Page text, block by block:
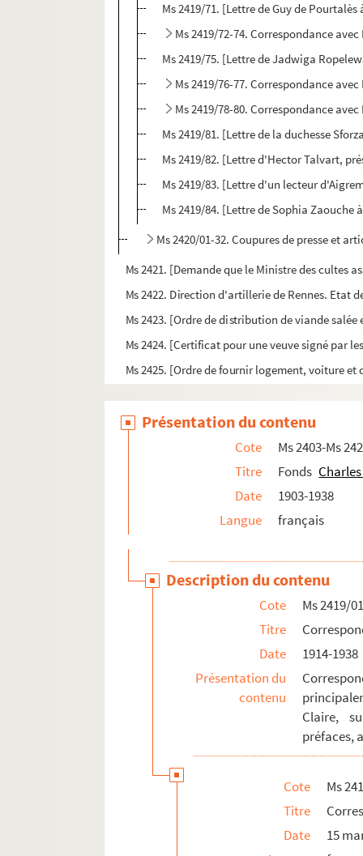
Ms 2419/71. [Lettre de Guy de
Ms 2419/72-74. Correspondance
Ms 2419/75. [Lettre de Jadwiga
Ms 2419/76-77. Correspondance
Ms 2419/78-80. Correspondance
Ms 2419/81. [Lettre de la duchesse
Ms 2419/82. [Lettre d'Hector Talvart,
Ms 2419/83. [Lettre d'un lecteur
Ms 2419/84. [Lettre de Sophia Zaouche
Ms 2420/01-32. Coupures de presse et
Ms 2421. [Demande que le Ministre des cultes
Ms 2422. Direction d'artillerie de Rennes. Etat
Ms 2423. [Ordre de distribution de viande
Ms 2424. [Certificat pour une veuve signé par
Ms 2425. [Ordre de fournir logement, voiture
Ms 2427. Ferme général de Bretagne. Direction
Ms 2428. Blasons de seigneuries de Bretagne
Ms 2429-1. Discours veritable de ce qui s'est
Ms 2429-2. Ensemble de copies manuscrites
Ms 2430. Principes d'arithmétique de
Ms 2436. Le Grilloux. Opéra-comique en un acte
Ms 2450. [Lettres et cartes postales
Ms 2451. Histoire de l'abbaye Saint-
Ms 2452/1-3. [Offices du soir et du matin à
Ms 2454. [Ensemble de photographies de
Ms 2455. Observations sur la coutume de
Ms 2456. Oraison funèbre de haut et puissant
Ms 2457. Listes des noms, armes et
Présentation du contenu
Cote
Ms 2403-Ms
Titre
Fonds
Date
1903-1938
Langue
français
Description du contenu
Cote
Ms 2419/
Titre
Date
1914-1938
Présentation du
contenu
Claire,
préfaces,
Cote
Ms
Titre
Date
15